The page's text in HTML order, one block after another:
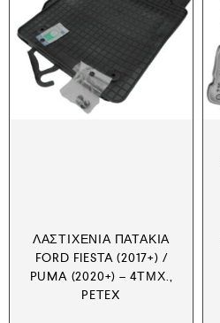
ΛΑΣΤΙΧΈΝΙΑ ΠΑΤΆΚΙΑ
FORD FIESTA (2017+) /
PUMA (2020+) – 4ΤΜΧ.,
PETEX